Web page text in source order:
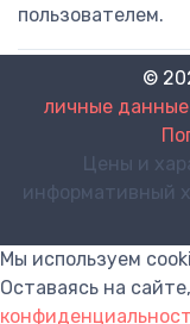
пользователем.
©
личные данные
Цены и
информативный
Мы используем
Оставаясь на